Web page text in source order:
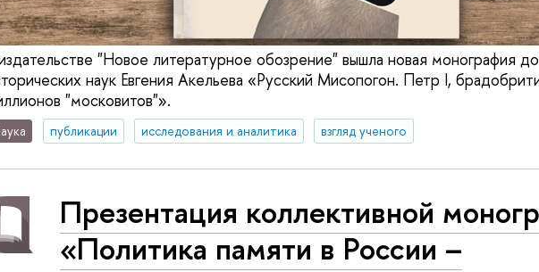
"Новое литературное обозрение" вышла новая монография
наук Евгения Акельева «Русский Мисопогон. Петр I,
"московитов"».
публикации исследования и аналитика взгляд ученого
Презентация коллективной
«Политика памяти в России –